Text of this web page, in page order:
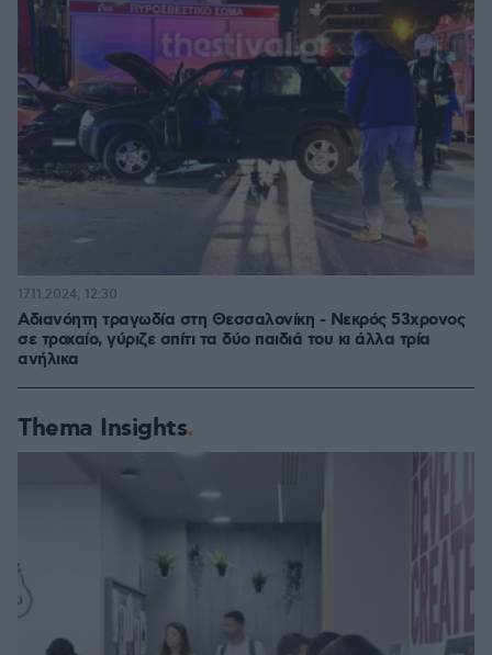
Αδιανόητη τραγωδία στη Θεσσαλονίκη - Νεκρός 53χρονος
σε τροχαίο, γύριζε σπίτι τα δύο παιδιά του κι άλλα τρία
ανήλικα
17.11.2024, 12:30
Thema Insights